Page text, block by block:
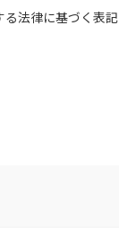
る法律に基づく表記